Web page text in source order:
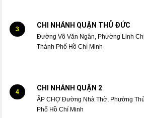
3 CHI NHÁNH QUẬN THỦ ĐỨC
Đường Võ Văn Ngân, Phường Linh
Thành Phố Hồ Chí Minh
4 CHI NHÁNH QUẬN 2
ẤP CHỢ Đường Nhà Thờ, Phường
Phố Hồ Chí Minh